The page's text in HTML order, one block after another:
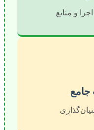
و منابع